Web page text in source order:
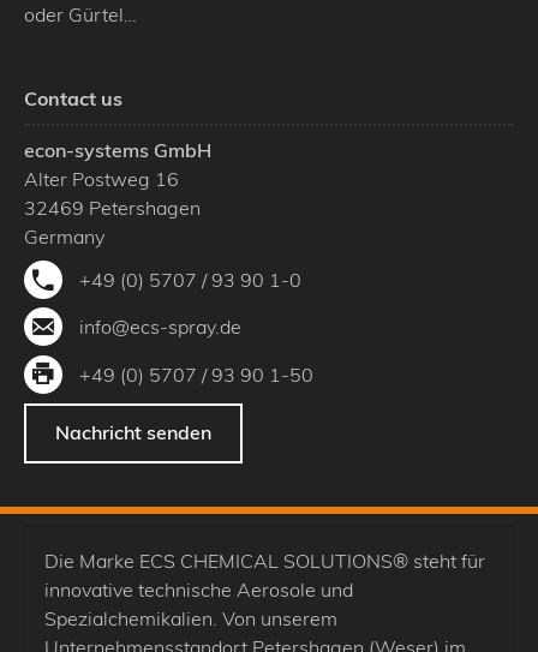
oder Gürtel…
Contact us
econ-systems GmbH
Alter Postweg 16
32469 Petershagen
Germany
+49 (0) 5707 / 93 90 1-0
info@ecs-spray.de
+49 (0) 5707 / 93 90 1-50
Nachricht senden
Die Marke ECS CHEMICAL SOLUTIONS® steht für
innovative technische Aerosole und
Spezialchemikalien. Von unserem
Unternehmensstandort Petershagen (Weser) im